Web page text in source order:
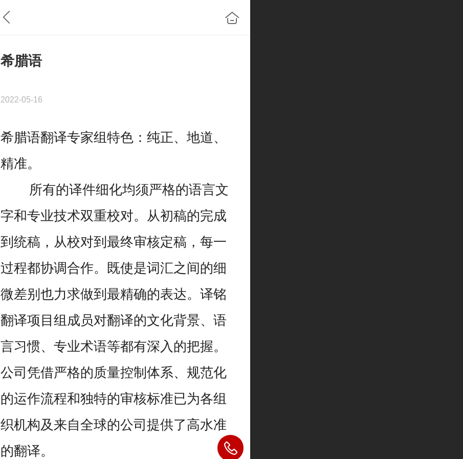
希腊语
2022-05-16
希腊语翻译专家组特色：纯正、地道、
精准。
所有的译件细化均须严格的语言文
字和专业技术双重校对。从初稿的完成
到统稿，从校对到最终审核定稿，每一
过程都协调合作。既使是词汇之间的细
微差别也力求做到最精确的表达。译铭
翻译项目组成员对翻译的文化背景、语
言习惯、专业术语等都有深入的把握。
公司凭借严格的质量控制体系、规范化
的运作流程和独特的审核标准已为各组
织机构及来自全球的公司提供了高水准
的翻译。